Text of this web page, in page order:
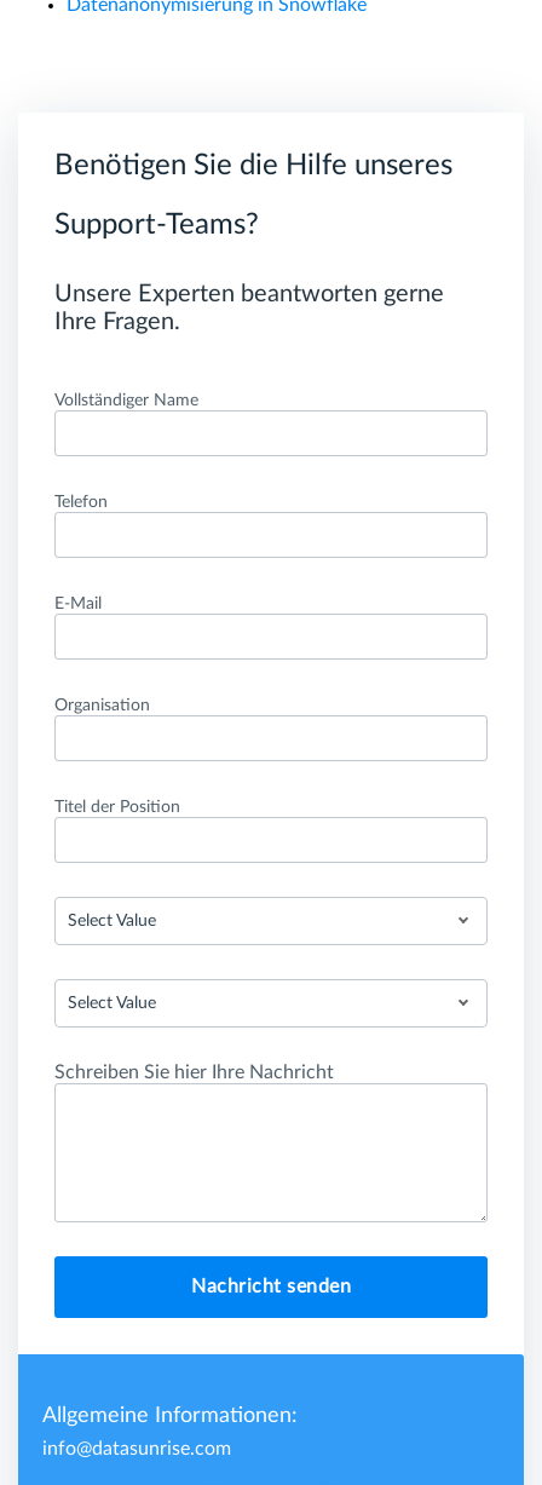
Datenanonymisierung in Snowflake
Benötigen Sie die Hilfe unseres
Support-Teams?
Unsere Experten beantworten gerne
Ihre Fragen.
Vollständiger Name
Telefon
E-Mail
Organisation
Titel der Position
Select Value
Select Value
Schreiben Sie hier Ihre Nachricht
Nachricht senden
Allgemeine Informationen:
info@datasunrise.com